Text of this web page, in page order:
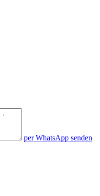
per WhatsApp senden